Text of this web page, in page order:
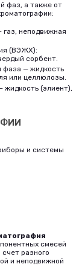
фаз, а также от
неподвижная
(ВЭЖХ):
сорбент.
фаза — жидкость
или целлюлозы.
(элиент),
и системы
смесей
разного
и неподвижной